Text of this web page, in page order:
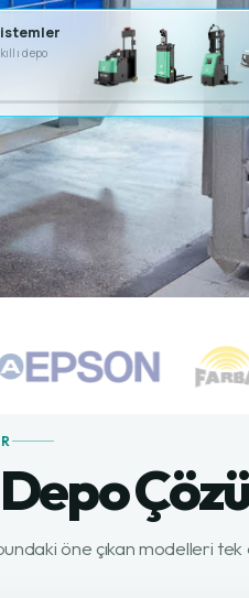
depo
öne çıkan modelleri